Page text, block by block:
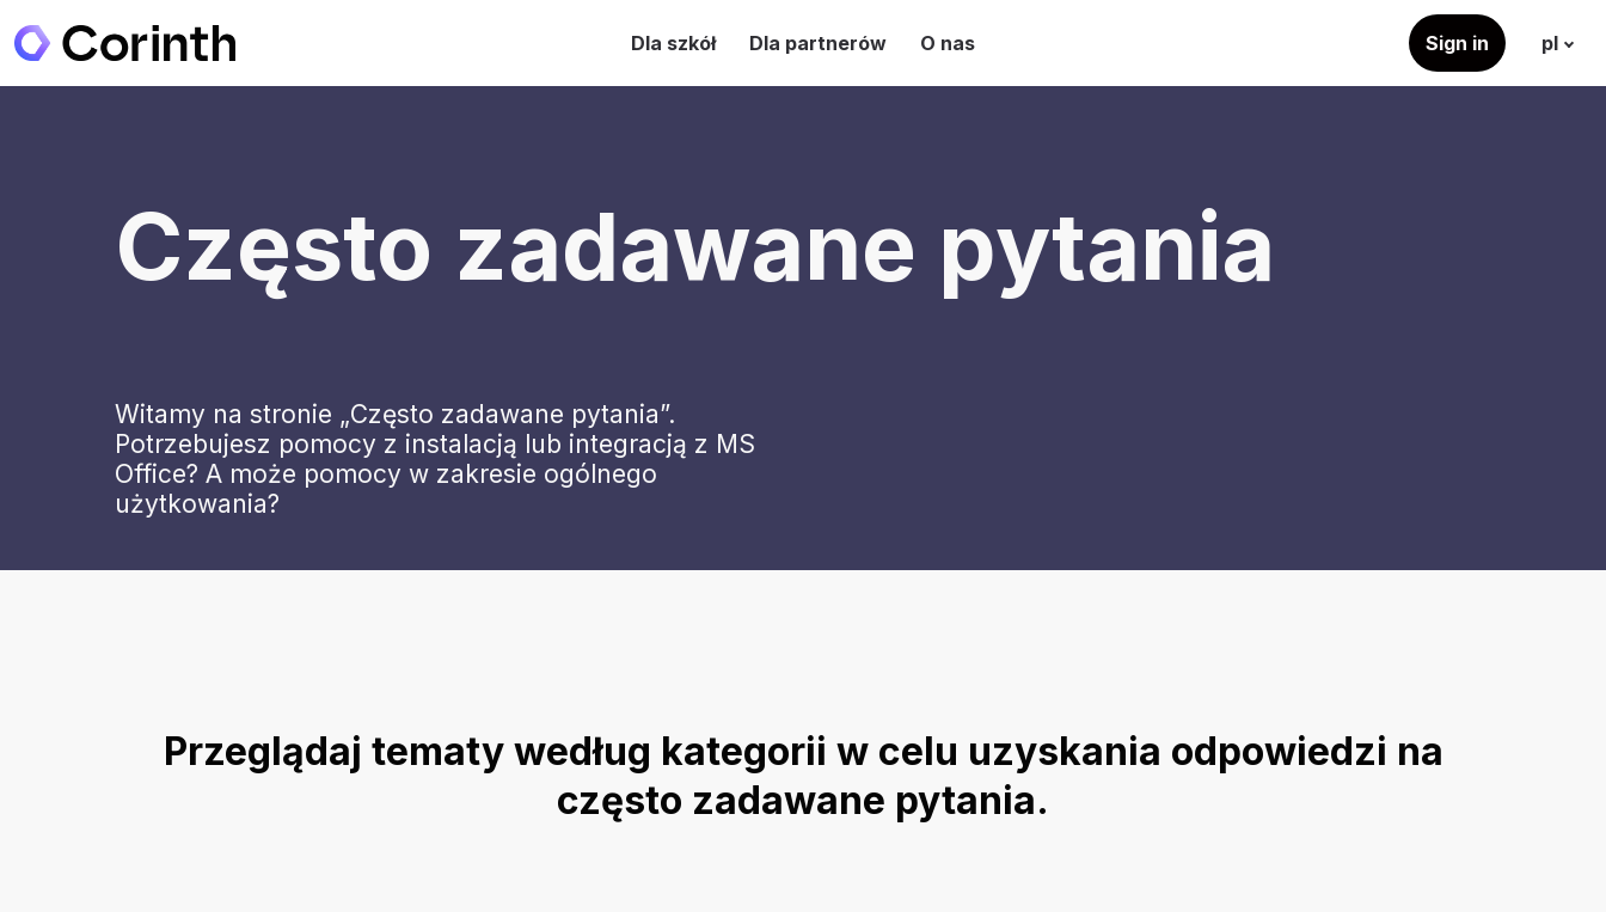
Dla szkół Dla partnerów O nas Sign in pl
Często zadawane pytania
Witamy na stronie „Często zadawane pytania”.
Potrzebujesz pomocy z instalacją lub integracją z MS
Office? A może pomocy w zakresie ogólnego
użytkowania?
Przeglądaj tematy według kategorii w celu uzyskania odpowiedzi na
często zadawane pytania.